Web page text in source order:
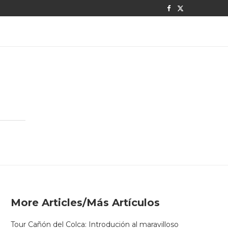
More Articles/Más Artículos
Tour Cañón del Colca: Introdución al maravilloso